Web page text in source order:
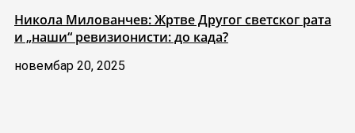
Никола Милованчев: Жртве Другог светског рата
и „наши“ ревизионисти: до када?
новембар 20, 2025